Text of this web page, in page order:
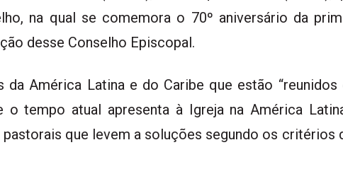
na qual se comemora o 70º aniversário da
desse Conselho Episcopal.
da América Latina e do Caribe que estão
tempo atual apresenta à Igreja na América
que levem a soluções segundo os critérios